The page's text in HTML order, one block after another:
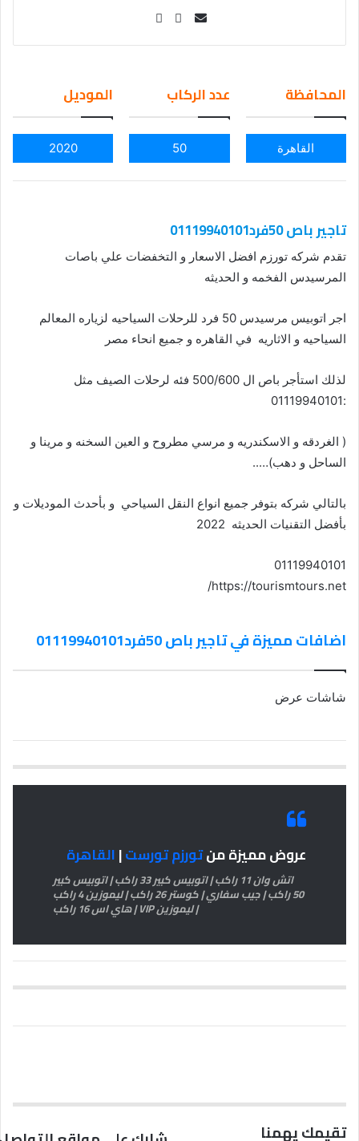
Se
ail
المحافظة
القاهرة
عدد الركاب
50
الموديل
2020
تاجير باص 50فرد01119940101
تقدم شركه تورزم افضل الاسعار و التخفضات علي باصات
المرسيدس الفخمه و الحديثه
اجر اتوبيس مرسيدس 50 فرد للرحلات السياحيه لزياره المعالم
السياحيه و الاثاريه في القاهره و جميع انحاء مصر
لذلك استأجر باص ال 500/600 فئه لرحلات الصيف مثل
:01119940101
( الغردقه و الاسكندريه و مرسي مطروح و العين السخنه و مرينا و
الساحل و دهب)…..
بالتالي شركه بتوفر جميع انواع النقل السياحي و بأحدث الموديلات و
بأفضل التقنيات الحديثه 2022
01119940101
https://tourismtours.net/
اضافات مميزة في تاجير باص 50فرد01119940101
شاشات عرض
عروض مميزة منتورزم تورست|القاهرة
اتش وان 11 راكب | اتوبيس كبير 33 راكب | اتوبيس كبير
50 راكب | جيب سفاري | كوستر 26 راكب | ليموزين 4 راكب
| ليموزين VIP | هاي اس 16 راكب
تقيمك يهمنا